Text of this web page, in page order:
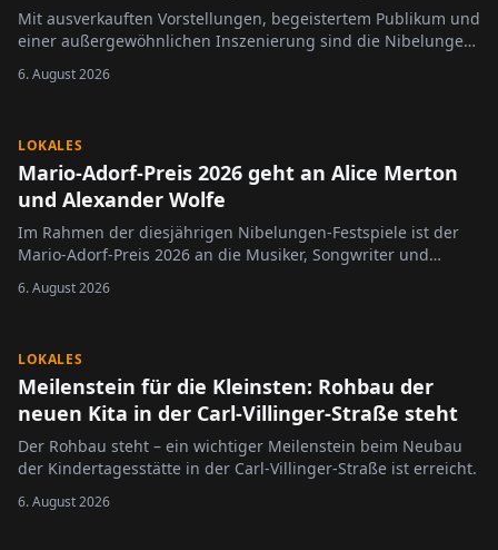
Mit ausverkauften Vorstellungen, begeistertem Publikum und
einer außergewöhnlichen Inszenierung sind die Nibelungen-
6. August 2026
LOKALES
Mario-Adorf-Preis 2026 geht an Alice Merton
und Alexander Wolfe
Im Rahmen der diesjährigen Nibelungen-Festspiele ist der
Mario-Adorf-Preis 2026 an die Musiker, Songwriter und
worden.
6. August 2026
LOKALES
Meilenstein für die Kleinsten: Rohbau der
neuen Kita in der Carl-Villinger-Straße steht
Der Rohbau steht – ein wichtiger Meilenstein beim Neubau
der Kindertagesstätte in der Carl-Villinger-Straße ist erreicht.
6. August 2026